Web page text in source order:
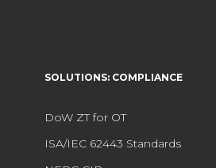
SOLUTIONS: COMPLIANCE
DoW ZT for OT
ISA/IEC 62443 Standards